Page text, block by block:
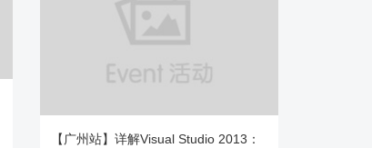
【广州站】详解Visual Studio 2013：